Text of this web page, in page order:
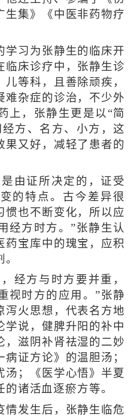
生集》《中医非药物疗
学习为张静生的临床开
临床诊疗中，张静生诊
等科，且善除顽疾，
难杂症的诊治，不少外
上，张静生更是以“简
方、名方、小方，这
果又好，减轻了患者的
由证所决定的，证受
的特点。古今差异很
惯也不断变化，所以应
经方时方。”张静生认
药宝库中的瑰宝，应积
经方与时方要并重，
视时方的应用。”张静
泻火思想，代表名方地
学说，健脾升阳的补中
，滋阴补肾祛湿的二妙
证方论》的温胆汤；
汤；《医学心悟》半夏
诸活血逐瘀方等。
情发生后，张静生临危